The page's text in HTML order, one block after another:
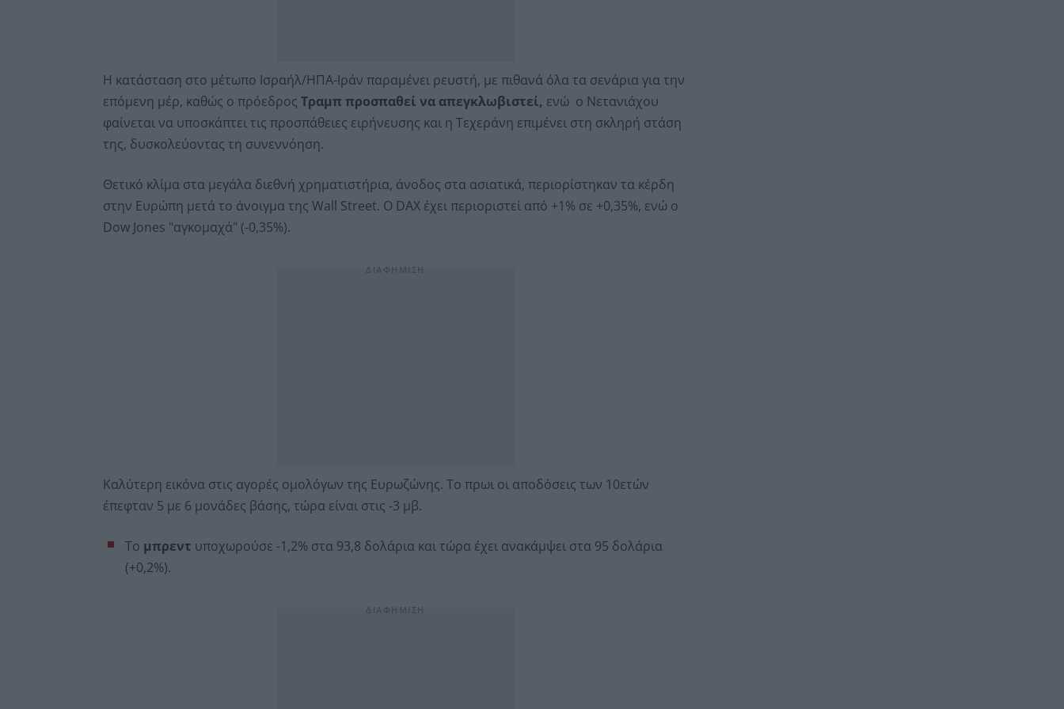
Η κατάσταση στο μέτωπο Ισραήλ/ΗΠΑ-Ιράν παραμένει ρευστή, με πιθανά όλα τα σενάρια για την
επόμενη μέρ, καθώς ο πρόεδρος Τραμπ προσπαθεί να απεγκλωβιστεί, ενώ ο Νετανιάχου
φαίνεται να υποσκάπτει τις προσπάθειες ειρήνευσης και η Τεχεράνη επιμένει στη σκληρή στάση
της, δυσκολεύοντας τη συνεννόηση.
Θετικό κλίμα στα μεγάλα διεθνή χρηματιστήρια, άνοδος στα ασιατικά, περιορίστηκαν τα κέρδη
στην Ευρώπη μετά το άνοιγμα της Wall Street. O DAX έχει περιοριστεί από +1% σε +0,35%, ενώ ο
Dow Jones "αγκομαχά" (-0,35%).
Καλύτερη εικόνα στις αγορές ομολόγων της Ευρωζώνης. Το πρωι οι αποδόσεις των 10ετών
έπεφταν 5 με 6 μονάδες βάσης, τώρα είναι στις -3 μβ.
Το μπρεντ υποχωρούσε -1,2% στα 93,8 δολάρια και τώρα έχει ανακάμψει στα 95 δολάρια
(+0,2%).